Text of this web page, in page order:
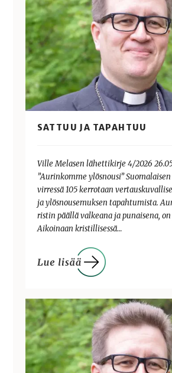
SATTUU JA TAPAHTUU
Ville Melasen lähettikirje 4/2026
”Aurinkomme ylösnousi”
virressä 105 kerrotaan
ja ylösnousemuksen tapahtumista.
ristin päällä valkeana ja punaisena, on
Aikoinaan kristillisessä…